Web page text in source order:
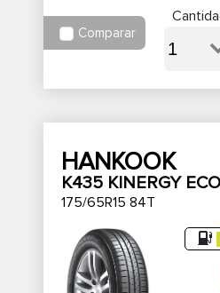
Comparar
HANKOOK
K435 KINERGY
175/65R15 84T